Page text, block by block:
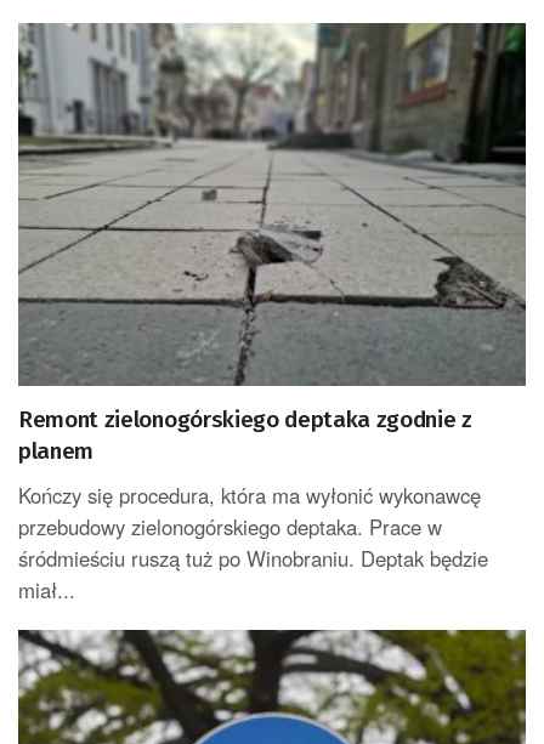
Remont zielonogórskiego deptaka zgodnie z
planem
Kończy się procedura, która ma wyłonić wykonawcę
przebudowy zielonogórskiego deptaka. Prace w
śródmieściu ruszą tuż po Winobraniu. Deptak będzie
miał...